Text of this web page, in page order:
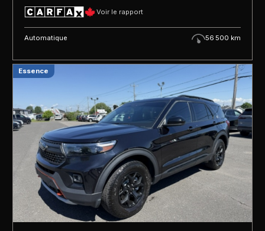
Voir le rapport
Automatique 56 500 km
Essence